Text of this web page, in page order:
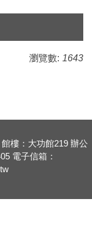
瀏覽數: 1643
樓：大功館219 辦公
電子信箱：